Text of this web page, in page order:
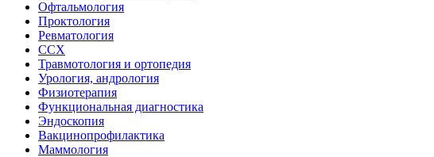
Офтальмология
Проктология
Ревматология
ССХ
Травмотология и ортопедия
Урология, андрология
Физиотерапия
Функциональная диагностика
Эндоскопия
Вакцинопрофилактика
Маммология